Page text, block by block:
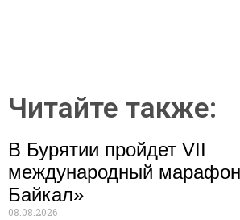
Читайте также:
В Бурятии пройдет VII
международный
Байкал»
08.08.2026